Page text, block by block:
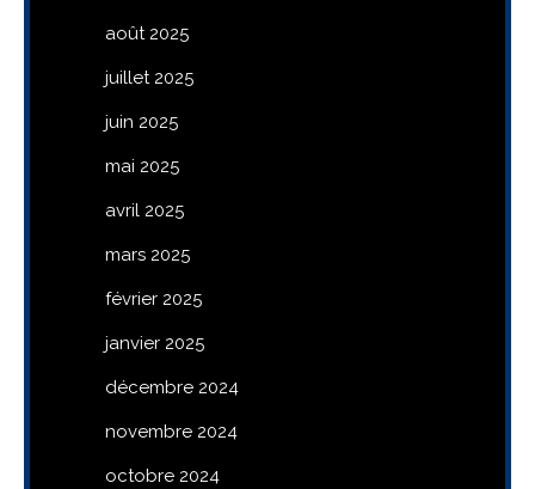
août 2025
juillet 2025
juin 2025
mai 2025
avril 2025
mars 2025
février 2025
janvier 2025
décembre 2024
novembre 2024
octobre 2024